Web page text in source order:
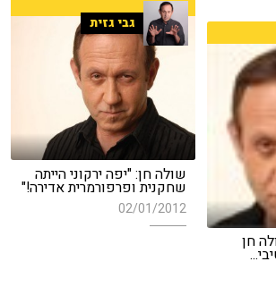
גבי גזית
שולה חן: "יפה ירקוני הייתה
שחקנית ופרפורמרית אדירה!"
02/01/2012
חן